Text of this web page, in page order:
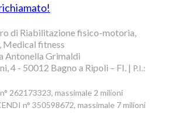
di Riabilitazione fisico-motoria,
Medical fitness
Antonella Grimaldi
4 - 50012 Bagno a Ripoli – FI. | P.I.:
262173323, massimale 2 milioni
n° 350598672, massimale 7 milioni